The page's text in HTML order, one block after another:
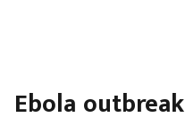
Ebola outbreak